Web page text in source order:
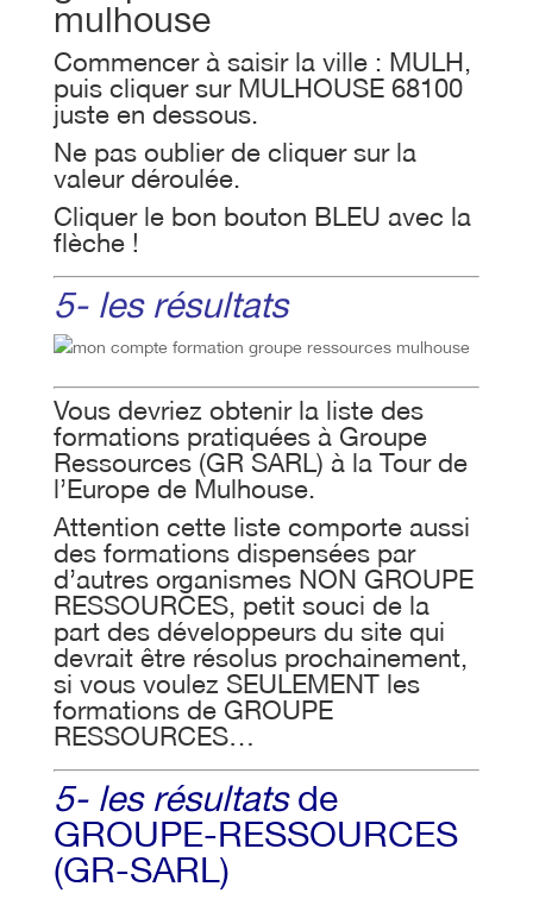
Commencer à saisir la ville : MULH,
puis cliquer sur MULHOUSE 68100
juste en dessous.
Ne pas oublier de cliquer sur la
valeur déroulée.
Cliquer le bon bouton BLEU avec la
flèche !
5- les résultats
Vous devriez obtenir la liste des
formations pratiquées à Groupe
Ressources (GR SARL) à la Tour de
l’Europe de Mulhouse.
Attention cette liste comporte aussi
des formations dispensées par
d’autres organismes NON GROUPE
RESSOURCES, petit souci de la
part des développeurs du site qui
devrait être résolus prochainement,
si vous voulez SEULEMENT les
formations de GROUPE
RESSOURCES…
5- les résultatsde
GROUPE-RESSOURCES
(GR-SARL)